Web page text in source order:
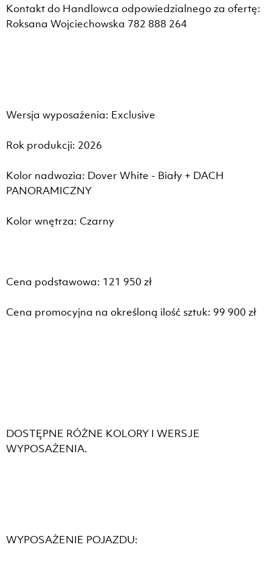
Kontakt do Handlowca odpowiedzialnego za ofertę:
Roksana Wojciechowska 782 888 264
Wersja wyposażenia: Exclusive
Rok produkcji: 2026
Kolor nadwozia: Dover White - Biały + DACH
PANORAMICZNY
Kolor wnętrza: Czarny
Cena podstawowa: 121 950 zł
Cena promocyjna na określoną ilość sztuk: 99 900 zł
DOSTĘPNE RÓŻNE KOLORY I WERSJE
WYPOSAŻENIA.
WYPOSAŻENIE POJAZDU: